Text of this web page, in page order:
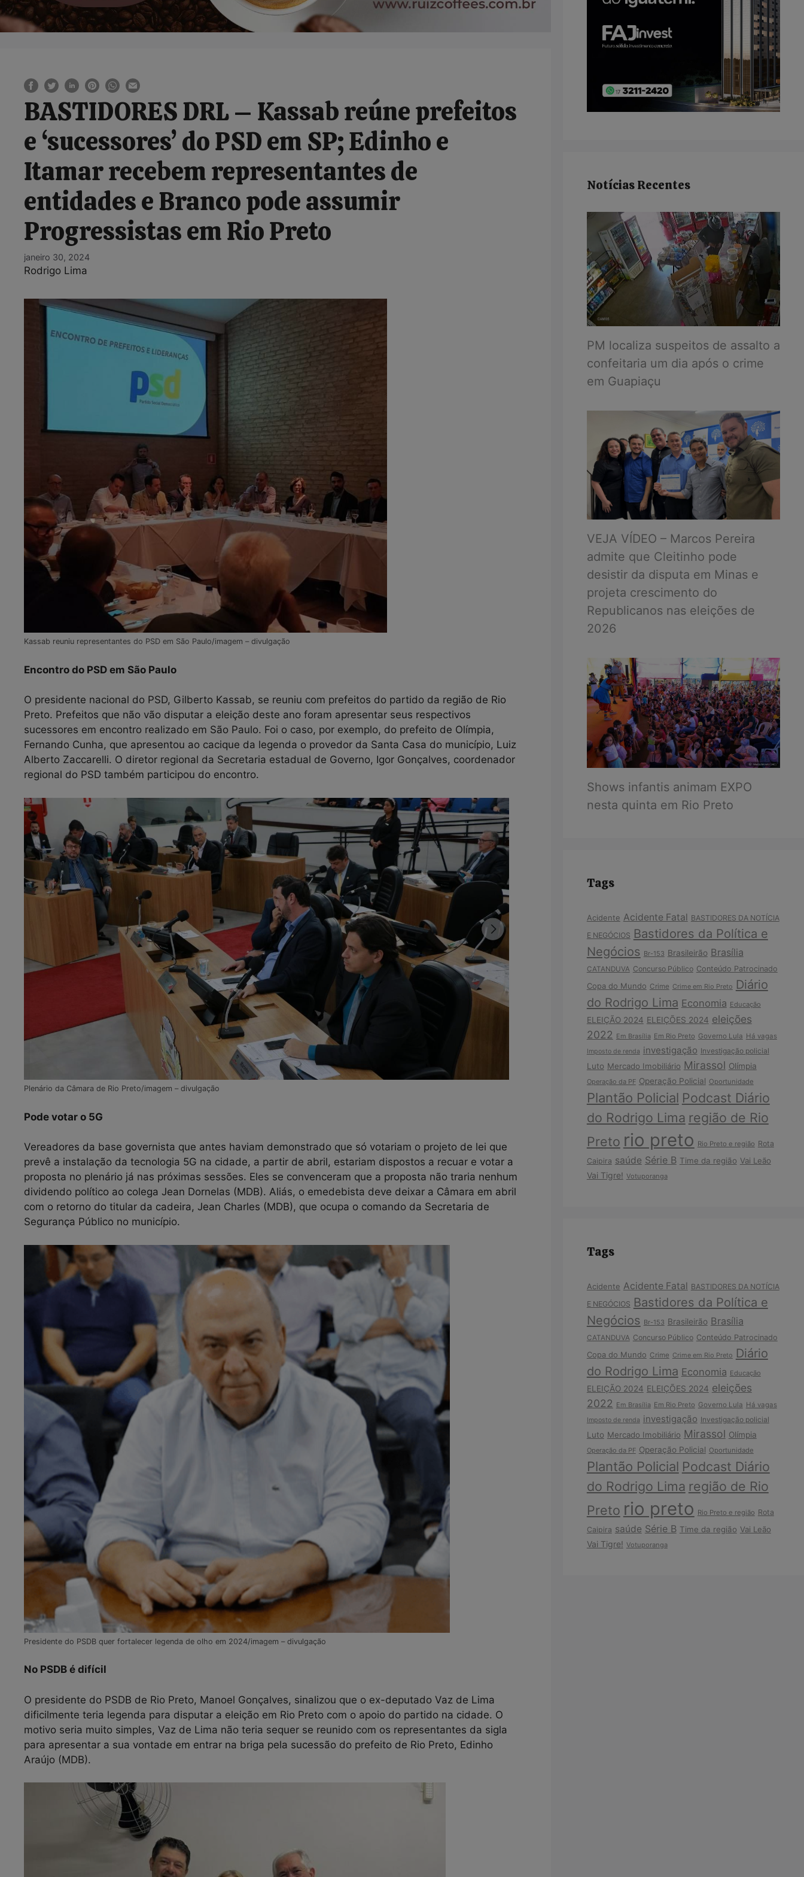
BASTIDORES DRL – Kassab reúne prefeitos
e ‘sucessores’ do PSD em SP; Edinho e
Itamar recebem representantes de
entidades e Branco pode assumir
Progressistas em Rio Preto
janeiro 30, 2024
Rodrigo Lima
Kassab reuniu representantes do PSD em São Paulo/imagem – divulgação
Encontro do PSD em São Paulo
O presidente nacional do PSD, Gilberto Kassab, se reuniu com prefeitos do partido da região de Rio
Preto. Prefeitos que não vão disputar a eleição deste ano foram apresentar seus respectivos
sucessores em encontro realizado em São Paulo. Foi o caso, por exemplo, do prefeito de Olímpia,
Fernando Cunha, que apresentou ao cacique da legenda o provedor da Santa Casa do município, Luiz
Alberto Zaccarelli. O diretor regional da Secretaria estadual de Governo, Igor Gonçalves, coordenador
regional do PSD também participou do encontro.
Plenário da Câmara de Rio Preto/imagem – divulgação
Pode votar o 5G
Vereadores da base governista que antes haviam demonstrado que só votariam o projeto de lei que
prevê a instalação da tecnologia 5G na cidade, a partir de abril, estariam dispostos a recuar e votar a
proposta no plenário já nas próximas sessões. Eles se convenceram que a proposta não traria nenhum
dividendo político ao colega Jean Dornelas (MDB). Aliás, o emedebista deve deixar a Câmara em abril
com o retorno do titular da cadeira, Jean Charles (MDB), que ocupa o comando da Secretaria de
Segurança Público no município.
Presidente do PSDB quer fortalecer legenda de olho em 2024/imagem – divulgação
No PSDB é difícil
O presidente do PSDB de Rio Preto, Manoel Gonçalves, sinalizou que o ex-deputado Vaz de Lima
dificilmente teria legenda para disputar a eleição em Rio Preto com o apoio do partido na cidade. O
motivo seria muito simples, Vaz de Lima não teria sequer se reunido com os representantes da sigla
para apresentar a sua vontade em entrar na briga pela sucessão do prefeito de Rio Preto, Edinho
Araújo (MDB).
Notícias Recentes
PM localiza suspeitos de assalto a
confeitaria um dia após o crime
em Guapiaçu
VEJA VÍDEO – Marcos Pereira
admite que Cleitinho pode
desistir da disputa em Minas e
projeta crescimento do
Republicanos nas eleições de
2026
Shows infantis animam EXPO
nesta quinta em Rio Preto
Tags
Acidente Acidente Fatal BASTIDORES DA NOTÍCIA
E NEGÓCIOS Bastidores da Política e
Negócios Br-153 Brasileirão Brasília
CATANDUVA Concurso Público Conteúdo Patrocinado
Copa do Mundo Crime Crime em Rio Preto Diário
do Rodrigo Lima Economia Educação
ELEIÇÃO 2024 ELEIÇÕES 2024 eleições
2022 Em Brasília Em Rio Preto Governo Lula Há vagas
Imposto de renda investigação Investigação policial
Luto Mercado Imobiliário Mirassol Olímpia
Operação da PF Operação Policial Oportunidade
Plantão Policial Podcast Diário
do Rodrigo Lima região de Rio
Preto rio preto Rio Preto e região Rota
Caipira saúde Série B Time da região Vai Leão
Vai Tigre! Votuporanga
Tags
Acidente Acidente Fatal BASTIDORES DA NOTÍCIA
E NEGÓCIOS Bastidores da Política e
Negócios Br-153 Brasileirão Brasília
CATANDUVA Concurso Público Conteúdo Patrocinado
Copa do Mundo Crime Crime em Rio Preto Diário
do Rodrigo Lima Economia Educação
ELEIÇÃO 2024 ELEIÇÕES 2024 eleições
2022 Em Brasília Em Rio Preto Governo Lula Há vagas
Imposto de renda investigação Investigação policial
Luto Mercado Imobiliário Mirassol Olímpia
Operação da PF Operação Policial Oportunidade
Plantão Policial Podcast Diário
do Rodrigo Lima região de Rio
Preto rio preto Rio Preto e região Rota
Caipira saúde Série B Time da região Vai Leão
Vai Tigre! Votuporanga